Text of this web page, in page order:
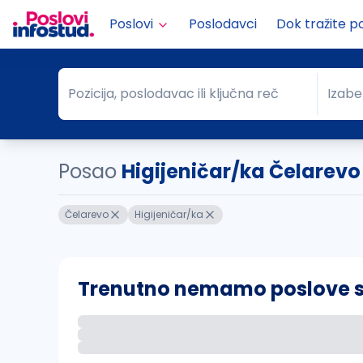
Poslovi Poslodavci Dok tražite
Pozicija, poslodavac ili ključna reč
Pozicija, poslodavac ili ključna reč Grad
Posao Higijeničar/ka Čelarevo
Čelarevo Higijeničar/ka
Trenutno nemamo poslove